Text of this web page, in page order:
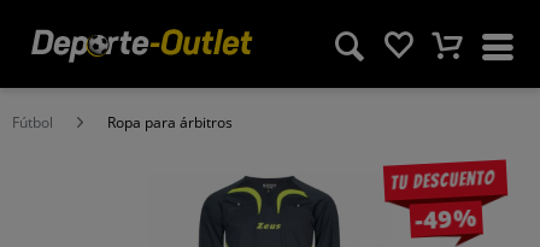
Fútbol Ropa para árbitros
Tu descuento
-49%